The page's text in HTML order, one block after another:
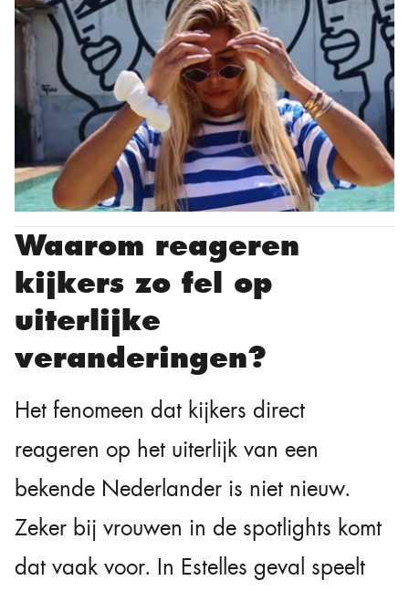
Waarom reageren
kijkers zo fel op
uiterlijke
veranderingen?
Het fenomeen dat kijkers direct
reageren op het uiterlijk van een
bekende Nederlander is niet nieuw.
Zeker bij vrouwen in de spotlights komt
dat vaak voor. In Estelles geval speelt